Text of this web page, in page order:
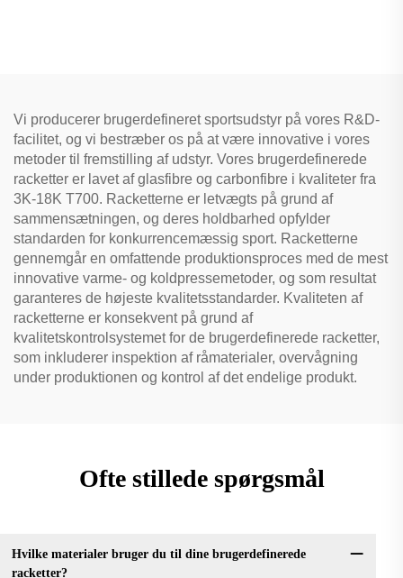
Vi producerer brugerdefineret sportsudstyr på vores R&D-
facilitet, og vi bestræber os på at være innovative i vores
metoder til fremstilling af udstyr. Vores brugerdefinerede
racketter er lavet af glasfibre og carbonfibre i kvaliteter fra
3K-18K T700. Racketterne er letvægts på grund af
sammensætningen, og deres holdbarhed opfylder
standarden for konkurrencemæssig sport. Racketterne
gennemgår en omfattende produktionsproces med de mest
innovative varme- og koldpressemetoder, og som resultat
garanteres de højeste kvalitetsstandarder. Kvaliteten af
racketterne er konsekvent på grund af
kvalitetskontrolsystemet for de brugerdefinerede racketter,
som inkluderer inspektion af råmaterialer, overvågning
under produktionen og kontrol af det endelige produkt.
Ofte stillede spørgsmål
Hvilke materialer bruger du til dine brugerdefinerede
racketter?